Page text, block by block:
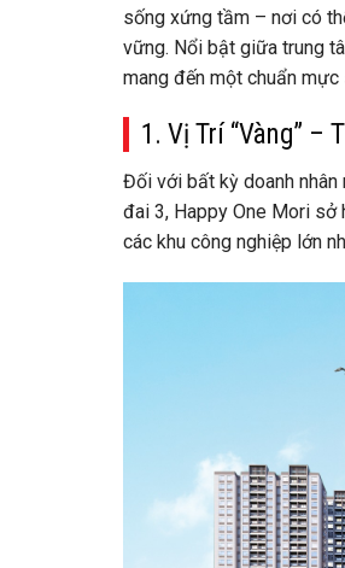
sống xứng tầm – nơi có
vững. Nổi bật giữa trung
mang đến một chuẩn
1. Vị Trí “Vàng” –
Đối với bất kỳ doanh nhân
đai 3, Happy One Mori sở
các khu công nghiệp lớn